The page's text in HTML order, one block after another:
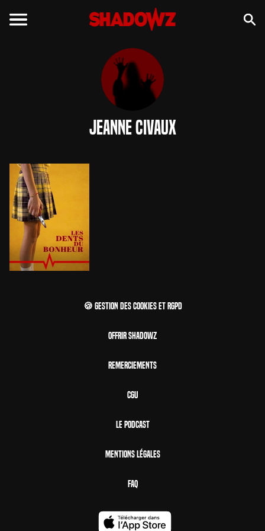
Jeanne Civaux
🍪 Gestion des cookies et RGPD
Offrir Shadowz
Remerciements
CGU
Le Podcast
Mentions Légales
FAQ